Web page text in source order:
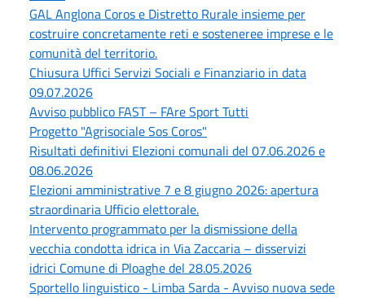
GAL Anglona Coros e Distretto Rurale insieme per
costruire concretamente reti e sosteneree imprese e le
comunità del territorio.
Chiusura Uffici Servizi Sociali e Finanziario in data
09.07.2026
Avviso pubblico FAST – FAre Sport Tutti
Progetto "Agrisociale Sos Coros"
Risultati definitivi Elezioni comunali del 07.06.2026 e
08.06.2026
Elezioni amministrative 7 e 8 giugno 2026: apertura
straordinaria Ufficio elettorale.
Intervento programmato per la dismissione della
vecchia condotta idrica in Via Zaccaria – disservizi
idrici Comune di Ploaghe del 28.05.2026
Sportello linguistico - Limba Sarda - Avviso nuova sede